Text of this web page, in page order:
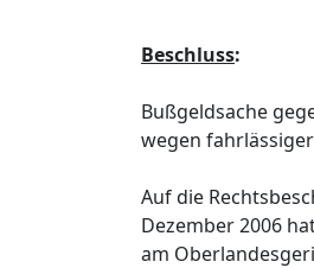
Beschluss:
Bußgeldsache
wegen
Auf die
Dezember 2006
am